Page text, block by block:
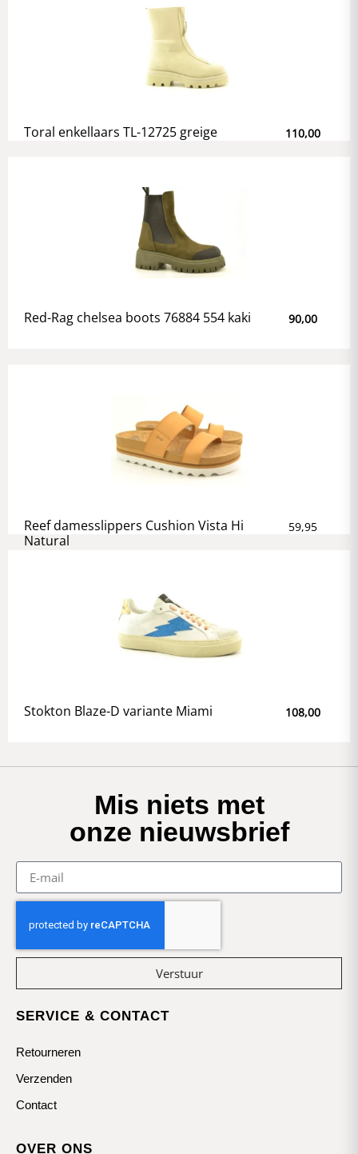
Toral enkellaars TL-12725 greige 110,00
Red-Rag chelsea boots 76884 554 kaki 90,00
Reef damesslippers Cushion Vista Hi
Natural
59,95
Stokton Blaze-D variante Miami 108,00
Mis niets met
onze nieuwsbrief
Verstuur
SERVICE & CONTACT
Retourneren
Verzenden
Contact
OVER ONS